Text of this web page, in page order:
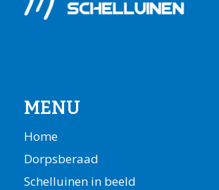
MENU
Home
Dorpsberaad
Schelluinen in beeld